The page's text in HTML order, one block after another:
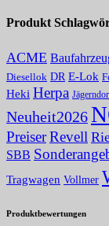
Produkt
ACME
Diesellok DR E-Lok
Heki Herpa
Neuheit2026
PreiserRevell
SBB
Tragwagen Vollmer
Produktbewertungen